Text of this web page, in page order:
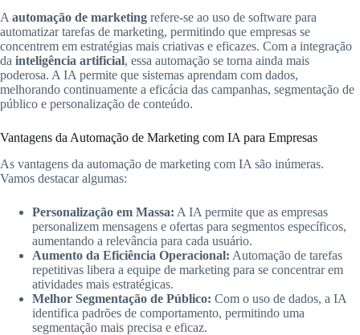
A automação de marketing refere-se ao uso de software para
automatizar tarefas de marketing, permitindo que empresas se
concentrem em estratégias mais criativas e eficazes. Com a integração
da inteligência artificial, essa automação se torna ainda mais
poderosa. A IA permite que sistemas aprendam com dados,
melhorando continuamente a eficácia das campanhas, segmentação de
público e personalização de conteúdo.
Vantagens da Automação de Marketing com IA para Empresas
As vantagens da automação de marketing com IA são inúmeras.
Vamos destacar algumas:
Personalização em Massa: A IA permite que as empresas
personalizem mensagens e ofertas para segmentos específicos,
aumentando a relevância para cada usuário.
Aumento da Eficiência Operacional: Automação de tarefas
repetitivas libera a equipe de marketing para se concentrar em
atividades mais estratégicas.
Melhor Segmentação de Público: Com o uso de dados, a IA
identifica padrões de comportamento, permitindo uma
segmentação mais precisa e eficaz.